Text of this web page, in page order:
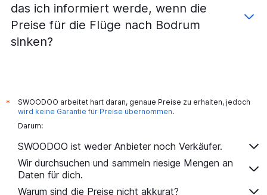
das ich informiert werde, wenn die
Preise für die Flüge nach Bodrum
sinken?
*
SWOODOO arbeitet hart daran, genaue Preise zu erhalten, jedoch
wird keine Garantie für Preise übernommen.
Darum:
SWOODOO ist weder Anbieter noch Verkäufer.
Wir durchsuchen und sammeln riesige Mengen an
Daten für dich.
Warum sind die Preise nicht akkurat?